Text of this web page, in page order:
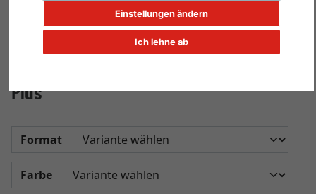
Ich lehne ab
Einstellungen ändern
Plus
Format
Farbe